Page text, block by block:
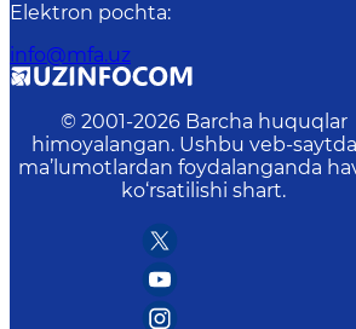
Elektron pochta:
info@mfa.uz
© 2001-2026 Barcha huquqlar
himoyalangan. Ushbu veb-
ma’lumotlardan foydalanganda
ko‘rsatilishi shart.